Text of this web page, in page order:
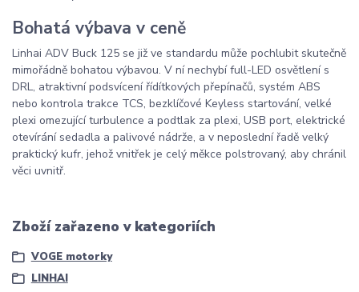
Bohatá výbava v ceně
Linhai ADV Buck 125 se již ve standardu může pochlubit skutečně
mimořádně bohatou výbavou. V ní nechybí full-LED osvětlení s
DRL, atraktivní podsvícení řídítkových přepínačů, systém ABS
nebo kontrola trakce TCS, bezklíčové Keyless startování, velké
plexi omezující turbulence a podtlak za plexi, USB port, elektrické
otevírání sedadla a palivové nádrže, a v neposlední řadě velký
praktický kufr, jehož vnitřek je celý měkce polstrovaný, aby chránil
věci uvnitř.
Zboží zařazeno v kategoriích
VOGE motorky
LINHAI